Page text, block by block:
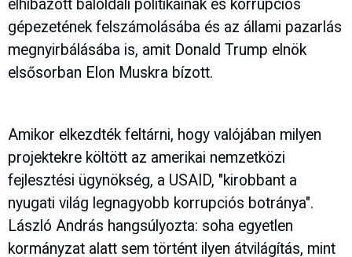
elhibázott baloldali politikáinak és korrupciós
gépezetének felszámolásába és az állami pazarlás
megnyirbálásába is, amit Donald Trump elnök
elsősorban Elon Muskra bízott.
Amikor elkezdték feltárni, hogy valójában milyen
projektekre költött az amerikai nemzetközi
fejlesztési ügynökség, a USAID, "kirobbant a
nyugati világ legnagyobb korrupciós botránya".
László András hangsúlyozta: soha egyetlen
kormányzat alatt sem történt ilyen átvilágítás, mint